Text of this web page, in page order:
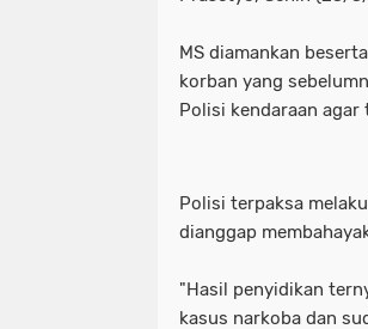
MS diamankan
korban yang
Polisi kendaraan
Polisi terpaksa
dianggap
"Hasil penyidikan
kasus narkoba dan